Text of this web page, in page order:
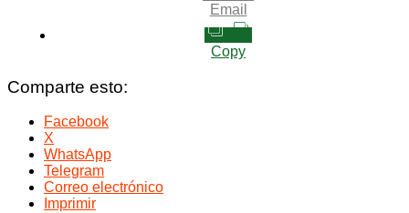
Email
Copy
Comparte esto:
Facebook
X
WhatsApp
Telegram
Correo electrónico
Imprimir